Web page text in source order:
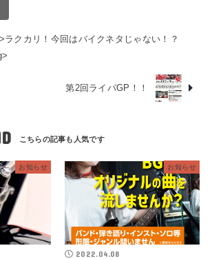
ラクカリ！今回はバイクネタじゃない！？
第2回ライパGP！！
お知らせ お知らせ
2022.04.08